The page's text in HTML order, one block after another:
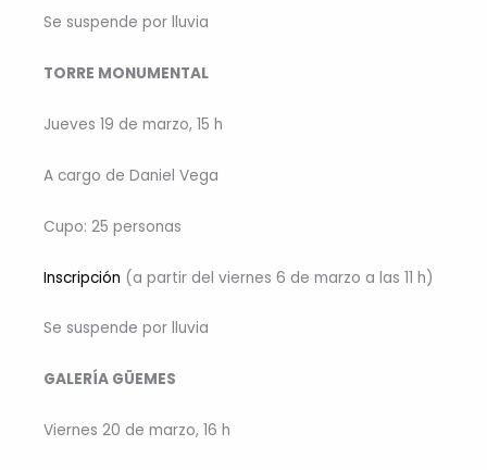
Se suspende por lluvia
TORRE MONUMENTAL
Jueves 19 de marzo, 15 h
A cargo de Daniel Vega
Cupo: 25 personas
Inscripción (a partir del viernes 6 de marzo a las 11 h)
Se suspende por lluvia
GALERÍA GÜEMES
Viernes 20 de marzo, 16 h